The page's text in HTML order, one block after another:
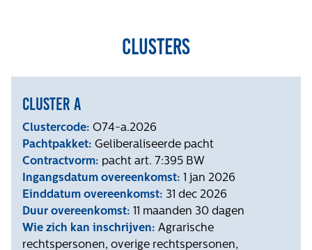
Clusters
Cluster a
Clustercode: O74-a.2026
Pachtpakket: Geliberaliseerde pacht
Contractvorm: pacht art. 7:395 BW
Ingangsdatum overeenkomst: 1 jan 2026
Einddatum overeenkomst: 31 dec 2026
Duur overeenkomst: 11 maanden 30 dagen
Wie zich kan inschrijven: Agrarische
rechtspersonen, overige rechtspersonen,